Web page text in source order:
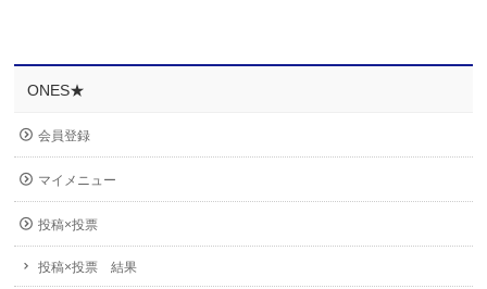
ONES★
会員登録
マイメニュー
投稿×投票
投稿×投票 結果